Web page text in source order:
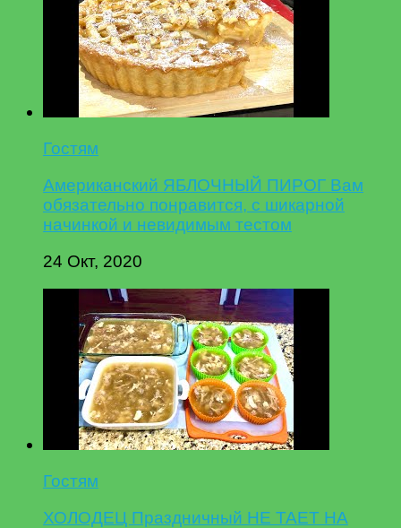
Гостям
Американский ЯБЛОЧНЫЙ ПИРОГ Вам
обязательно понравится, с шикарной
начинкой и невидимым тестом
24 Окт, 2020
Гостям
ХОЛОДЕЦ Праздничный НЕ ТАЕТ НА